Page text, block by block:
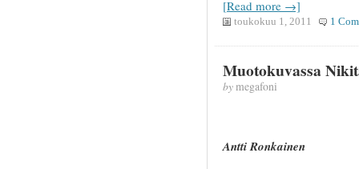
[Read more →]
toukokuu 1, 2011 1
Muotokuvassa
bymegafoni
Antti Ronkainen